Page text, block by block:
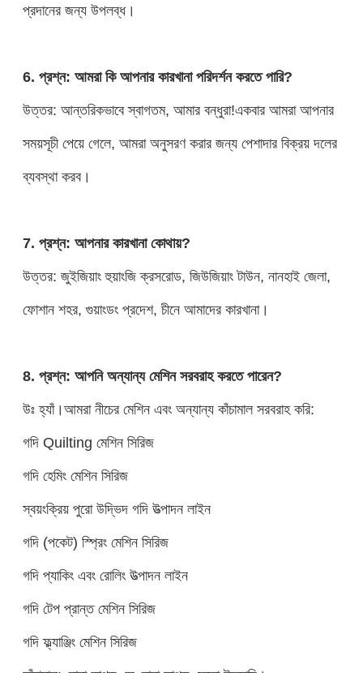
প্রদানের জন্য উপলব্ধ।
6. প্রশ্ন: আমরা কি আপনার কারখানা পরিদর্শন করতে পারি?
উত্তর: আন্তরিকভাবে স্বাগতম, আমার বন্ধুরা!একবার আমরা আপনার
সময়সূচী পেয়ে গেলে, আমরা অনুসরণ করার জন্য পেশাদার বিক্রয় দলের
ব্যবস্থা করব।
7. প্রশ্ন: আপনার কারখানা কোথায়?
উত্তর: জুইজিয়াং হুয়াংজি ক্রসরোড, জিউজিয়াং টাউন, নানহাই জেলা,
ফোশান শহর, গুয়াংডং প্রদেশ, চীনে আমাদের কারখানা।
8. প্রশ্ন: আপনি অন্যান্য মেশিন সরবরাহ করতে পারেন?
উঃ হ্যাঁ।আমরা নীচের মেশিন এবং অন্যান্য কাঁচামাল সরবরাহ করি:
গদি Quilting মেশিন সিরিজ
গদি হেমিং মেশিন সিরিজ
স্বয়ংক্রিয় পুরো উদ্ভিদ গদি উত্পাদন লাইন
গদি (পকেট) স্প্রিং মেশিন সিরিজ
গদি প্যাকিং এবং রোলিং উত্পাদন লাইন
গদি টেপ প্রান্ত মেশিন সিরিজ
গদি ফ্ল্যাঞ্জিং মেশিন সিরিজ